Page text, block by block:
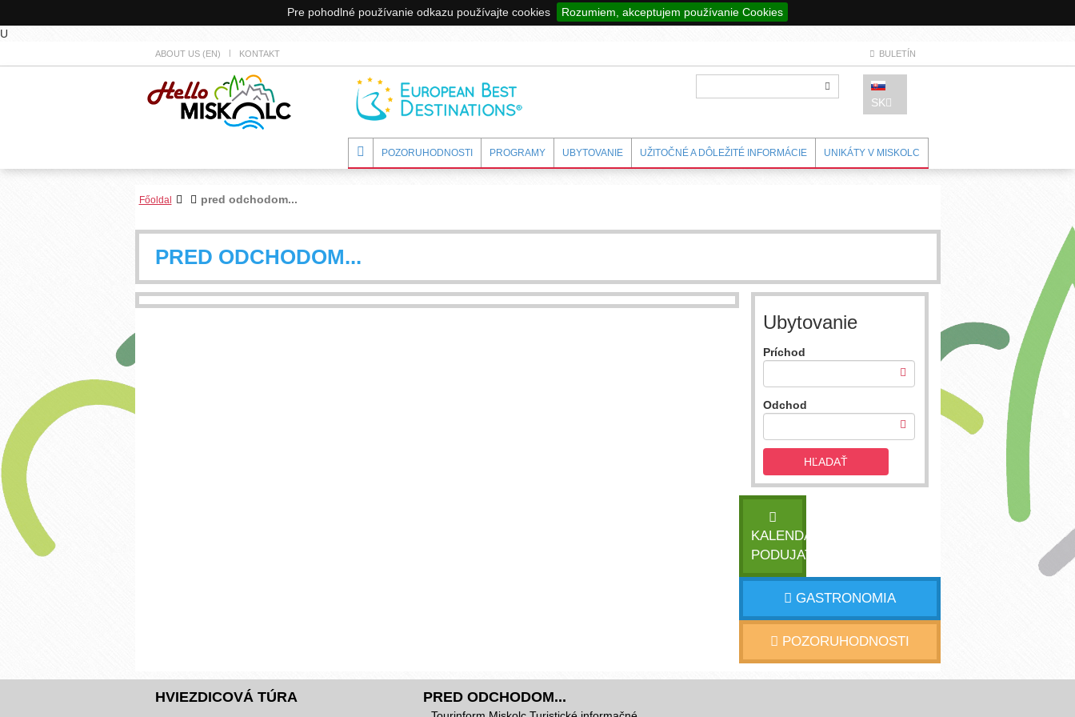
Pre pohodlné používanie odkazu používajte cookies
Rozumiem, akceptujem používanie Cookies
U
ABOUT US (EN) KONTAKT BULETÍN
SK
POZORUHODNOSTI PROGRAMY UBYTOVANIE UŽITOČNÉ A DÔLEŽITÉ INFORMÁCIE UNIKÁTY V MISKOLC
Főoldal pred odchodom...
PRED ODCHODOM...
Ubytovanie
Príchod
Odchod
HĽADAŤ
KALENDÁR
PODUJATÍ
GASTRONOMIA
POZORUHODNOSTI
HVIEZDICOVÁ TÚRA PRED ODCHODOM...